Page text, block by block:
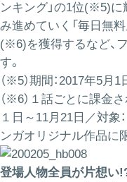
ンキング」の1位(※5)に
み進めていく「毎日無
(※6)を獲得するなど、
す。
（※5）期間：2017年5月
（※6）１話ごとに課金
１日～11月21日／対象
ンガオリジナル作品に限
登場人物全員が片想い